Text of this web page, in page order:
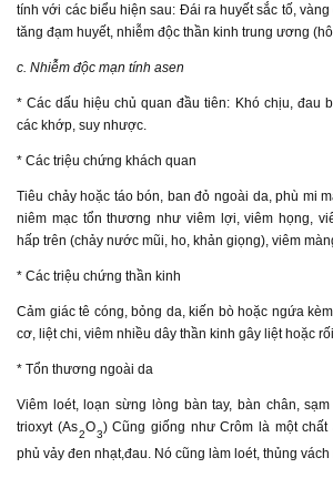
tính với các biểu hiện sau: Đái ra huyết sắc tố, vàng
tăng đạm huyết, nhiễm độc thần kinh trung ương
c. Nhiễm độc mạn tính asen
* Các dấu hiệu chủ quan đầu tiên: Khó chịu, đau
các khớp, suy nhược.
* Các triệu chứng khách quan
Tiêu chảy hoặc táo bón, ban đỏ ngoài da, phù mi
niêm mạc tổn thương như viêm lợi, viêm họng,
hấp trên (chảy nước mũi, ho, khản giọng), viêm
* Các triệu chứng thần kinh
Cảm giác tê cóng, bỏng da, kiến bò hoặc ngứa
cơ, liệt chi, viêm nhiều dây thần kinh gây liệt hoặc
* Tổn thương ngoài da
Viêm loét, loạn sừng lòng bàn tay, bàn chân,
trioxyt (As2O3) Cũng giống như Crôm là một
phủ vảy đen nhạt,đau. Nó cũng làm loét, thủng